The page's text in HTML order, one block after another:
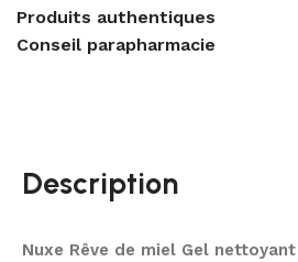
Produits authentiques
Conseil parapharmacie
Description
Nuxe Rêve de miel Gel nettoyant